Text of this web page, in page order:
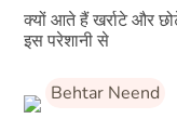
क्यों आते हैं खर्राटे और
इस परेशानी से
Behtar Neend